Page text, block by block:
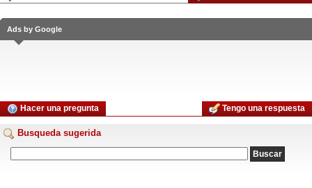
Ads by Google
Hacer una pregunta Tengo una respuesta
Busqueda sugerida